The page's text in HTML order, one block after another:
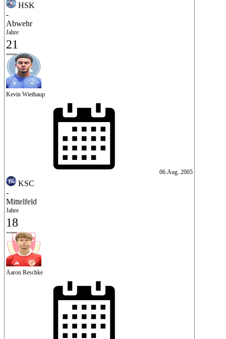
HSK
-
Abwehr
Jahre
21
Kevin Wiethaup
06.Aug..2005
KSC
-
Mittelfeld
Jahre
18
Aaron Reschke